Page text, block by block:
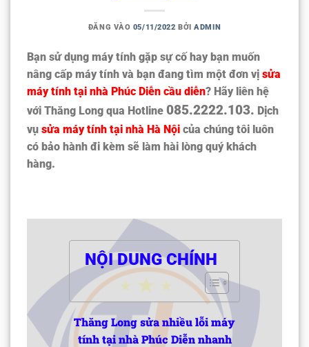
ĐĂNG VÀO 05/11/2022 BỞIADMIN
Bạn sử dụng máy tính gặp sự cố hay bạn muốn
nâng cấp máy tính và bạn đang tìm một đơn vị sửa
máy tính tại nhà Phúc Diễn cầu diễn? Hãy liên hệ
với Thăng Long qua Hotline 085.2222.103. Dịch
vụ sửa máy tính tại nhà Hà Nội của chúng tôi luôn
có bảo hành đi kèm sẽ làm hài lòng quý khách
hàng.
NỘI DUNG CHÍNH
Thăng Long sửa nhiều lỗi máy
tính tại nhà Phúc Diễn nhanh